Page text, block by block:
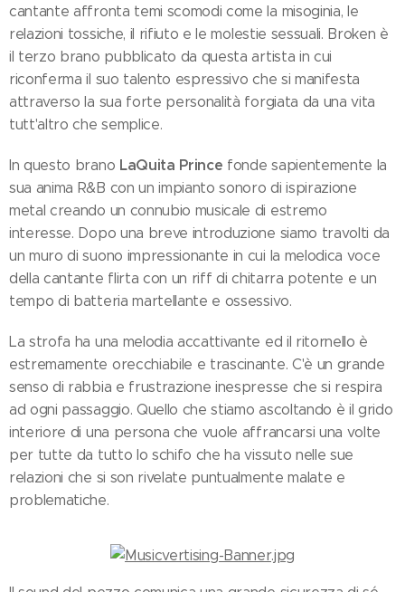
cantante affronta temi scomodi come la misoginia, le
relazioni tossiche, il rifiuto e le molestie sessuali. Broken è
il terzo brano pubblicato da questa artista in cui
riconferma il suo talento espressivo che si manifesta
attraverso la sua forte personalità forgiata da una vita
tutt'altro che semplice.
In questo brano LaQuita Prince fonde sapientemente la
sua anima R&B con un impianto sonoro di ispirazione
metal creando un connubio musicale di estremo
interesse. Dopo una breve introduzione siamo travolti da
un muro di suono impressionante in cui la melodica voce
della cantante flirta con un riff di chitarra potente e un
tempo di batteria martellante e ossessivo.
La strofa ha una melodia accattivante ed il ritornello è
estremamente orecchiabile e trascinante. C'è un grande
senso di rabbia e frustrazione inespresse che si respira
ad ogni passaggio. Quello che stiamo ascoltando è il grido
interiore di una persona che vuole affrancarsi una volte
per tutte da tutto lo schifo che ha vissuto nelle sue
relazioni che si son rivelate puntualmente malate e
problematiche.